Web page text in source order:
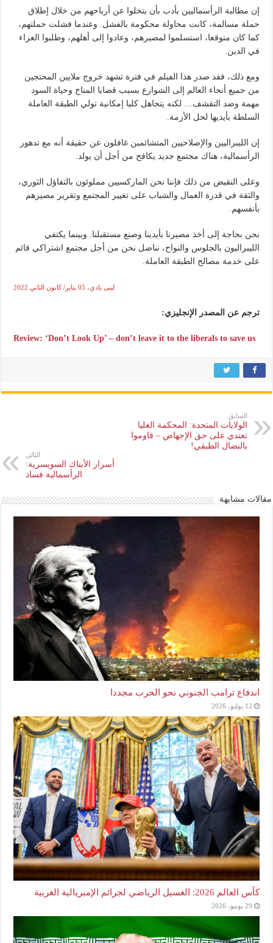
إن مطالبة الرأسماليين بأدب بأن يتخلوا عن أرباحهم من خلال إطلاق
حملة مسالمة، كانت محاولة محكومة بالفشل. وعندما فشلت حملتهم،
كما كان متوقعا، استسلموا لمصيرهم، وعادوا إلى أهلهم، وطلبوا العزاء
في الدين.
ومع ذلك، فقد صدر هذا الفيلم في فترة تشهد خروج ملايين المحتجين
من جميع أنحاء العالم إلى الشوارع بسبب قضايا المناخ وحياة السود
مهمة وضد التقشف… لكنه يتجاهل كليا إمكانية تولي الطبقة العاملة
السلطة بأيديها لحل الأزمة.
إن الليبراليين والإصلاحيين المتشائمين غافلون عن حقيقة أنه مع تدهور
الرأسمالية، هناك مجتمع جديد يكافح من أجل أن يولد.
وعلى النقيض من ذلك فإننا نحن الماركسيين مملوئون بالتفاؤل الثوري،
والثقة في قدرة العمال والشباب على تغيير المجتمع وتقرير مصيرهم
بأنفسهم.
نحن بحاجة إلى أخذ مصيرنا بأيدينا وصنع مستقبلنا. وبينما يكتفي
الليبراليون بالجلوس والنواح، نناضل نحن من أجل مجتمع اشتراكي قائم
على خدمة مصالح الطبقة العاملة.
لبنى بادي، 05 يناير/ كانون الثاني 2022
ترجم عن المصدر الإنجليزي:
Review: ‘Don’t Look Up’ – don’t leave it to the liberals to save us
السابق
الولايات المتحدة: المحكمة العليا
تعتدي على حق الإجهاض – قاوموا
بالنضال الطبقي!
التالي
أسرار الأبناك السويسرية:
الرأسمالية فساد
مقالات مشابهة
اندفاع ترامب الجنوني نحو الحرب مجددا
12 يوليو، 2026
كأس العالم 2026: الغسيل الرياضي لجرائم الإمبريالية الغربية
29 يونيو، 2026